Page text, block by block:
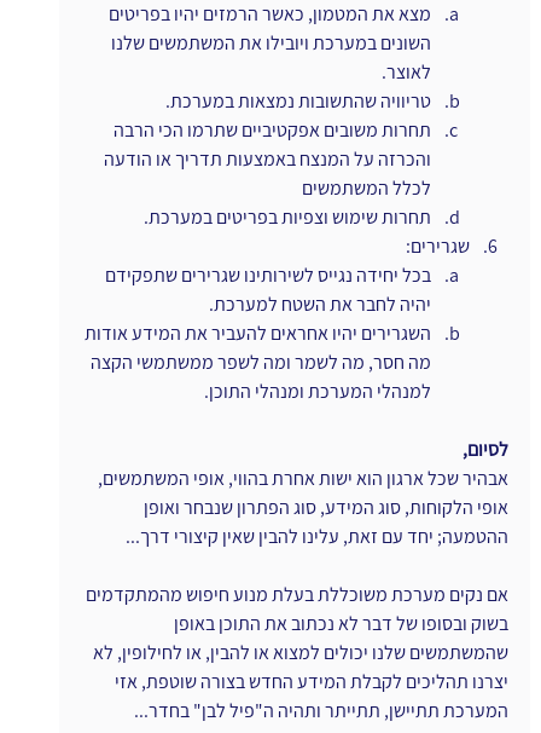
מצא את המטמון, כאשר הרמזים יהיו בפריטים
השונים במערכת ויובילו את המשתמשים שלנו
לאוצר.
טריוויה שהתשובות נמצאות במערכת.
תחרות משובים אפקטיביים שתרמו הכי הרבה
והכרזה על המנצח באמצעות תדריך או הודעה
לכלל המשתמשים
תחרות שימוש וצפיות בפריטים במערכת.
שגרירים:
בכל יחידה נגייס לשירותינו שגרירים שתפקידם
יהיה לחבר את השטח למערכת.
השגרירים יהיו אחראים להעביר את המידע אודות
מה חסר, מה לשמר ומה לשפר ממשתמשי הקצה
למנהלי המערכת ומנהלי התוכן.
לסיום,
אבהיר שכל ארגון הוא ישות אחרת בהווי, אופי המשתמשים,
אופי הלקוחות, סוג המידע, סוג הפתרון שנבחר ואופן
ההטמעה; יחד עם זאת, עלינו להבין שאין קיצורי דרך...
אם נקים מערכת משוכללת בעלת מנוע חיפוש מהמתקדמים
בשוק ובסופו של דבר לא נכתוב את התוכן באופן
שהמשתמשים שלנו יכולים למצוא או להבין, או לחילופין, לא
יצרנו תהליכים לקבלת המידע החדש בצורה שוטפת, אזי
המערכת תתיישן, תתייתר ותהיה ה"פיל לבן" בחדר...